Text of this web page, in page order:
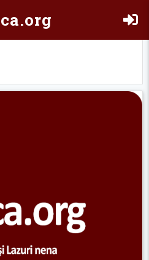
ca.org